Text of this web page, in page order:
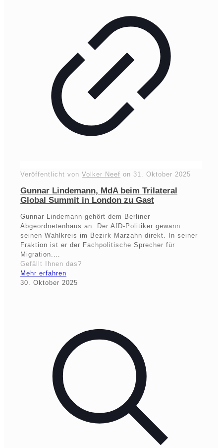
Veröffentlicht von Volker Neef on 31. Oktober 2025
Gunnar Lindemann, MdA beim Trilateral
Global Summit in London zu Gast
Gunnar Lindemann gehört dem Berliner
Abgeordnetenhaus an. Der AfD-Politiker gewann
seinen Wahlkreis im Bezirk Marzahn direkt. In seiner
Fraktion ist er der Fachpolitische Sprecher für
Migration.…
Gefällt Ihnen das?
Mehr erfahren
30. Oktober 2025